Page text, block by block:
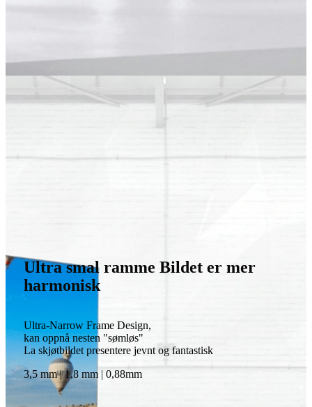
Ultra smal ramme Bildet er mer
harmonisk
Ultra-Narrow Frame Design,
kan oppnå nesten "sømløs"
La skjøtbildet presentere jevnt og fantastisk
3,5 mm | 1,8 mm | 0,88mm